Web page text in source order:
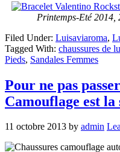
Printemps-Eté 2014,
Filed Under: Luisaviaroma,
Tagged With: chaussures de
Pieds, Sandales Femmes
Pour ne pas
Camouflage est la
11 octobre 2013 by admin